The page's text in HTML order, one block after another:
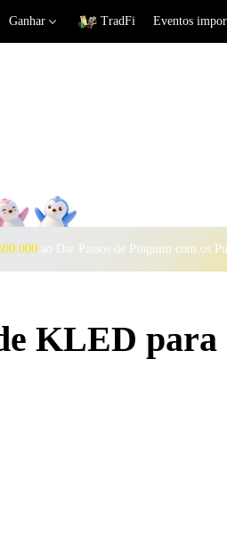
Ganhar TradFi Eventos
ao Dar Passos de Pinguim com os
KLED para